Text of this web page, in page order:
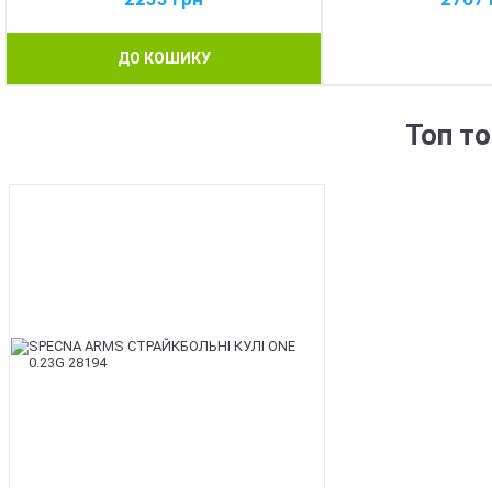
ДО КОШИКУ
Топ